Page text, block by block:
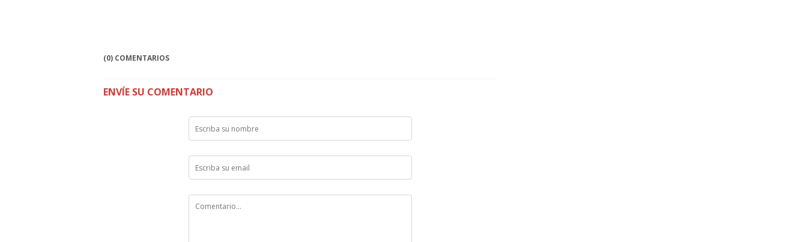
(0) COMENTARIOS
ENVÍE SU COMENTARIO